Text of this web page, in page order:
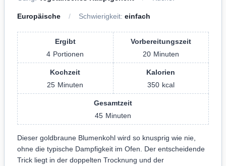
Europäische Schwierigkeit: einfach
Ergibt
4 Portionen
Vorbereitungszeit
20 Minuten
Kochzeit
25 Minuten
Kalorien
350 kcal
Gesamtzeit
45 Minuten
Dieser goldbraune Blumenkohl wird so knusprig wie nie,
ohne die typische Dampfigkeit im Ofen. Der entscheidende
Trick liegt in der doppelten Trocknung und der